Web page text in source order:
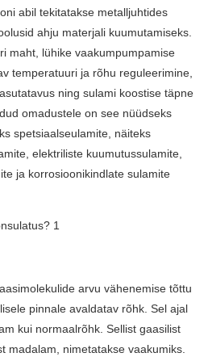
abil tekitatakse metalljuhtides
ahju materjali kuumutamiseks.
maht, lühike vaakumpumpamise
temperatuuri ja rõhu reguleerimine,
ning sulami koostise täpne
omadustele on see nüüdseks
spetsiaalseulamite, näiteks
elektriliste kuumutussulamite,
ja korrosioonikindlate sulamite
arvu vähenemise tõttu
pinnale avaldatav rõhk. Sel ajal
kui normaalrõhk. Sellist gaasilist
madalam, nimetatakse vaakumiks.